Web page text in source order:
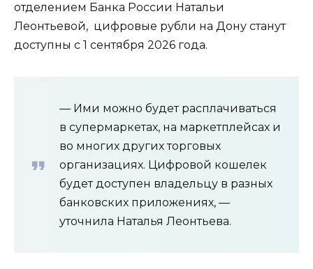
отделением Банка России Натальи
Леонтьевой, цифровые рубли на Дону станут
доступны с 1 сентября 2026 года.
— Ими можно будет расплачиваться
в супермаркетах, на маркетплейсах и
во многих других торговых
организациях. Цифровой кошелек
будет доступен владельцу в разных
банковских приложениях, —
уточнила Наталья Леонтьева.